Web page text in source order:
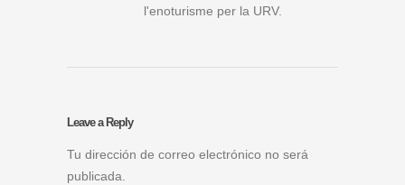
l'enoturisme per la URV.
Leave a Reply
Tu dirección de correo electrónico no será
publicada.